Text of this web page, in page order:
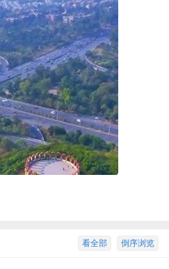
倒序浏览
看全部